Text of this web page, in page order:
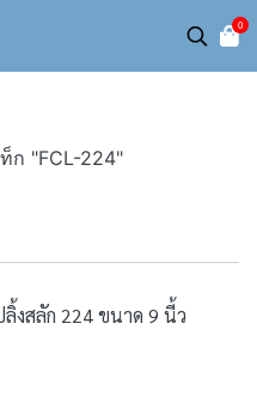
0
ก "FCL-224"
งสลัก 224 ขนาด 9 นี้ว